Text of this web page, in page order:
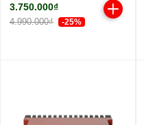
3.750.000₫
4.990.000₫ -25%